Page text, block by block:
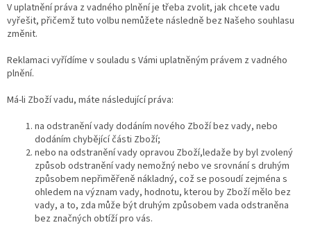
V uplatnění práva z vadného plnění je třeba zvolit, jak chcete vadu
vyřešit, přičemž tuto volbu nemůžete následně bez Našeho souhlasu
změnit.
Reklamaci vyřídíme v souladu s Vámi uplatněným právem z vadného
plnění.
Má-li Zboží vadu, máte následující práva:
na odstranění vady dodáním nového Zboží bez vady, nebo
dodáním chybějící části Zboží;
nebo na odstranění vady opravou Zboží,ledaže by byl zvolený
způsob odstranění vady nemožný nebo ve srovnání s druhým
způsobem nepřiměřeně nákladný, což se posoudí zejména s
ohledem na význam vady, hodnotu, kterou by Zboží mělo bez
vady, a to, zda může být druhým způsobem vada odstraněna
bez značných obtíží pro vás.